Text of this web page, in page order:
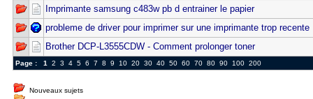
Imprimante samsung c483w pb d entrainer le papier
probleme de driver pour imprimer sur une imprimante trop recente
Brother DCP-L3555CDW - Comment prolonger toner
Page : 1 2 3 4 5 6 7 8 9 10 20 30 40 50 60 70 80 90 100 200
Nouveaux sujets